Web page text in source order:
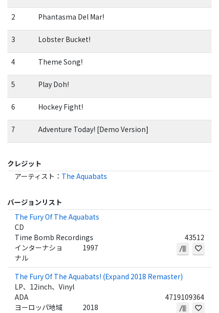
2 Phantasma Del Mar!
3 Lobster Bucket!
4 Theme Song!
5 Play Doh!
6 Hockey Fight!
7 Adventure Today! [Demo Version]
クレジット
アーティスト ： The Aquabats
バージョンリスト
The Fury Of The Aquabats
CD
Time Bomb Recordings
43512
インターナショ
ナル
1997
The Fury Of The Aquabats! (Expand 2018 Remaster)
LP、12inch、Vinyl
ADA
4719109364
ヨーロッパ地域
2018